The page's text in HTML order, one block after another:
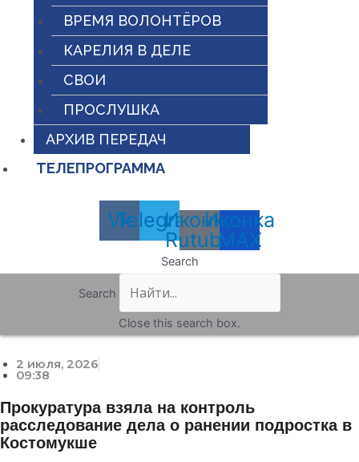
ВРЕМЯ ВОЛОНТЁРОВ
КАРЕЛИЯ В ДЕЛЕ
СВОИ
ПРОСЛУШКА
АРХИВ ПЕРЕДАЧ
ТЕЛЕПРОГРАММА
Vk
Telegram
Иконка
Rutube
Иконка
MAX
Search
Search
Close this search box.
2 июля, 2026
09:38
Прокуратура взяла на контроль
расследование дела о ранении подростка в
Костомукше